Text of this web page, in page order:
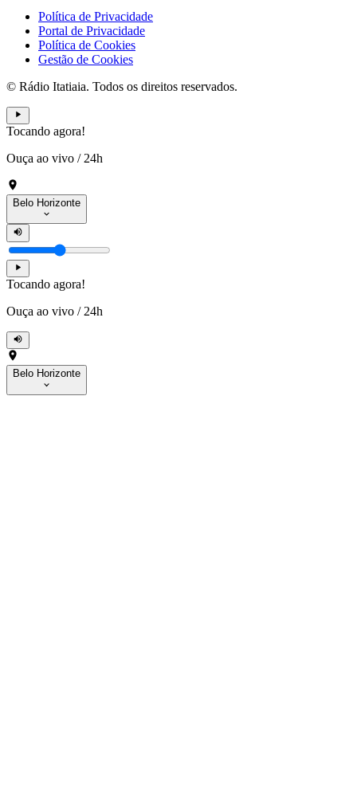
Política de Privacidade
Portal de Privacidade
Política de Cookies
Gestão de Cookies
© Rádio Itatiaia. Todos os direitos reservados.
Tocando agora!
Ouça ao vivo / 24h
Belo Horizonte
Tocando agora!
Ouça ao vivo / 24h
Belo Horizonte